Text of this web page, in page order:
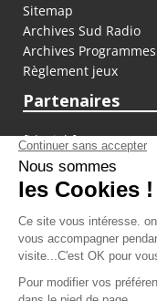
Sitemap
Archives Sud Radio
Archives Programmes
Règlement jeux
Partenaires
fiducial.fr
lyoncapitale.fr
olympique-et-
L'application